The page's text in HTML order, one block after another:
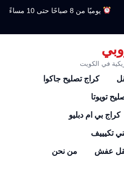
يوميًا من 8 صباحًا حتى 10 مساءً
في الكويت
كراج تصليح جاكوا
تويوتا
كراج بي ام دبليو
تكيييف
عفش من نحن